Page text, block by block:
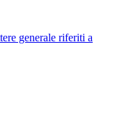
generale riferiti a